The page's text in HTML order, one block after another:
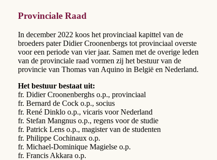
Provinciale Raad
In december 2022 koos het provinciaal kapittel van de
broeders pater Didier Croonenbergs tot provinciaal overste
voor een periode van vier jaar. Samen met de overige leden
van de provinciale raad vormen zij het bestuur van de
provincie van Thomas van Aquino in België en Nederland.
Het bestuur bestaat uit:
fr. Didier Croonenberghs o.p., provinciaal
fr. Bernard de Cock o.p., socius
fr. René Dinklo o.p., vicaris voor Nederland
fr. Stefan Mangnus o.p., regens voor de studie
fr. Patrick Lens o.p., magister van de studenten
fr. Philippe Cochinaux o.p.
fr. Michael-Dominique Magielse o.p.
fr. Francis Akkara o.p.